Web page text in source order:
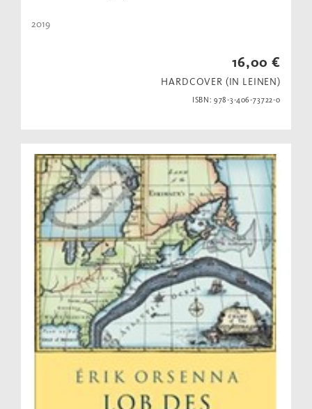
2019
16,00 €
HARDCOVER (IN LEINEN)
ISBN: 978-3-406-73722-0